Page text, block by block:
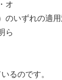
・オ
のいずれの適
ら
るのです。